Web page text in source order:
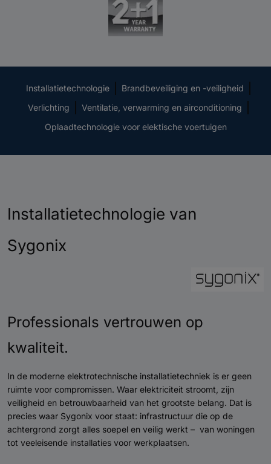
Installatietechnologie
Brandbeveiliging en -veiligheid
Verlichting
Ventilatie, verwarming en airconditioning
Oplaadtechnologie voor elektische voertuigen
Installatietechnologie van
Sygonix
Professionals vertrouwen op
kwaliteit.
In de moderne elektrotechnische installatietechniek is er geen
ruimte voor compromissen. Waar elektriciteit stroomt, zijn
veiligheid en betrouwbaarheid van het grootste belang. Dat is
precies waar Sygonix voor staat: infrastructuur die op de
achtergrond zorgt alles soepel en veilig werkt – van woningen
tot veeleisende installaties voor werkplaatsen.